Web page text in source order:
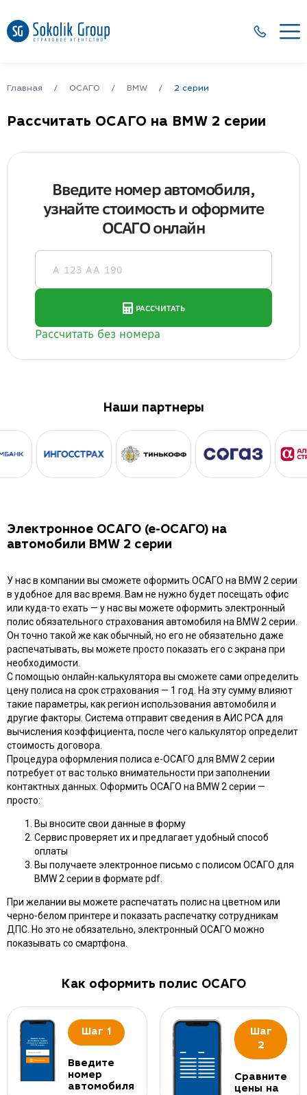
Главная ОСАГО BMW 2 серии
Рассчитать ОСАГО на BMW 2 серии
Наши партнеры
Электронное ОСАГО (е-ОСАГО) на
автомобили BMW 2 серии
У нас в компании вы сможете оформить ОСАГО на BMW 2 серии
в удобное для вас время. Вам не нужно будет посещать офис
или куда-то ехать — у нас вы можете оформить электронный
полис обязательного страхования автомобиля на BMW 2 серии.
Он точно такой же как обычный, но его не обязательно даже
распечатывать, вы можете просто показать его с экрана при
необходимости.
С помощью онлайн-калькулятора вы сможете сами определить
цену полиса на срок страхования — 1 год. На эту сумму влияют
такие параметры, как регион использования автомобиля и
другие факторы. Система отправит сведения в АИС РСА для
вычисления коэффициента, после чего калькулятор определит
стоимость договора.
Процедура оформления полиса e-ОСАГО для BMW 2 серии
потребует от вас только внимательности при заполнении
контактных данных. Оформить ОСАГО на BMW 2 серии —
просто:
Вы вносите свои данные в форму
Сервис проверяет их и предлагает удобный способ
оплаты
Вы получаете электронное письмо с полисом ОСАГО для
BMW 2 серии в формате pdf.
При желании вы можете распечатать полис на цветном или
черно-белом принтере и показать распечатку сотрудникам
ДПС. Но это не обязательно, электронный ОСАГО можно
показывать со смартфона.
Как оформить полис ОСАГО
Шаг 1
Введите
номер
автомобиля
Шаг
2
Сравните
цены на